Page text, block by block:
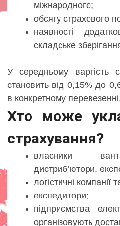
міжнародного;
обсягу страхового
наявності
складське
У середньому вартість
становить від 0,15% до
в конкретному перевезенні.
Хто може
страхування?
власники
дистриб’ютори,
логістичні компанії
експедитори;
підприємства
організовують